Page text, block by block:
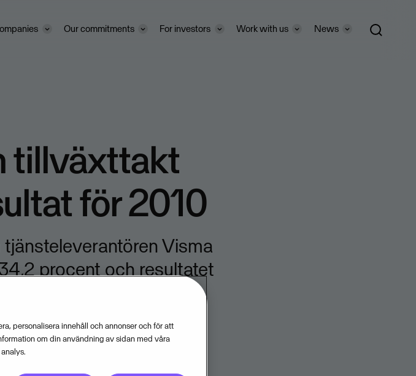
Our commitments For investors Work with us News
tillväxttakt
för 2010
Visma
procent och resultatet
kvartalet 2010.
MIN READ
personalisera innehåll och annonser och för att
om din användning av sidan med våra